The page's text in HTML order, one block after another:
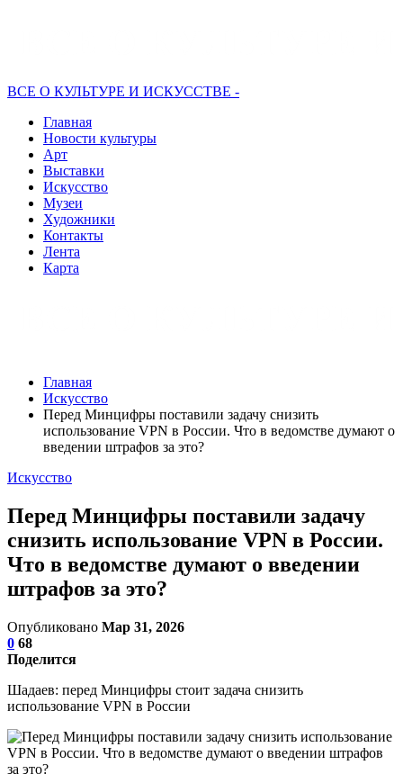
ВСЕ О КУЛЬТУРЕ И ИСКУССТВЕ -
Главная
Новости культуры
Арт
Выставки
Искусство
Музеи
Художники
Контакты
Лента
Карта
Главная
Искусство
Перед Минцифры поставили задачу снизить
использование VPN в России. Что в ведомстве думают о
введении штрафов за это?
Искусство
Перед Минцифры поставили задачу
снизить использование VPN в России.
Что в ведомстве думают о введении
штрафов за это?
Опубликовано Мар 31, 2026
0 68
Поделится
Шадаев: перед Минцифры стоит задача снизить
использование VPN в России